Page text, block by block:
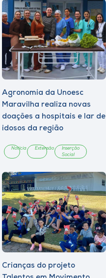
Agronomia da Unoesc
Maravilha realiza novas
doações a hospitais e lar de
idosos da região
Notícia Extensão
Inserção
Social
Crianças do projeto